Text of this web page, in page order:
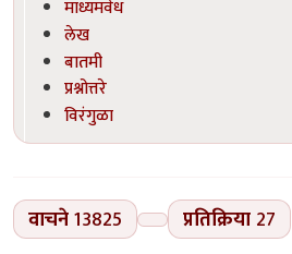
माध्यमवेध
लेख
बातमी
प्रश्नोत्तरे
विरंगुळा
वाचने13825 प्रतिक्रिया 27